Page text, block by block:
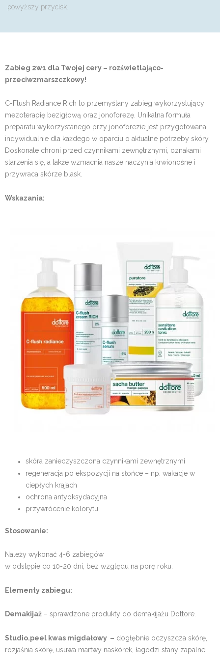
powyższy przycisk.
Zabieg 2w1 dla Twojej cery – rozświetlająco-
przeciwzmarszczkowy!
C-Flush Radiance Rich to przemyślany zabieg wykorzystujący
mezoterapię bezigłową oraz jonoforezę. Unikalna formuła
preparatu wykorzystanego przy jonoforezie jest przygotowana
indywidualnie dla każdego w oparciu o aktualne potrzeby skóry.
Doskonale chroni przed czynnikami zewnętrznymi, oznakami
starzenia się, a także wzmacnia nasze naczynia krwionośne i
przywraca skórze blask.
Wskazania:
skóra zanieczyszczona czynnikami zewnętrznymi
regeneracja po ekspozycji na słońce – np. wakacje w
ciepłych krajach
ochrona antyoksydacyjna
przywrócenie kolorytu
Stosowanie:
Należy wykonać 4-6 zabiegów
w odstępie co 10-20 dni, bez względu na porę roku.
Elementy zabiegu:
Demakijaż – sprawdzone produkty do demakijażu Dottore.
Studio.peel kwas migdałowy – dogłębnie oczyszcza skórę,
rozjaśnia skórę, usuwa martwy naskórek, łagodzi stany zapalne.